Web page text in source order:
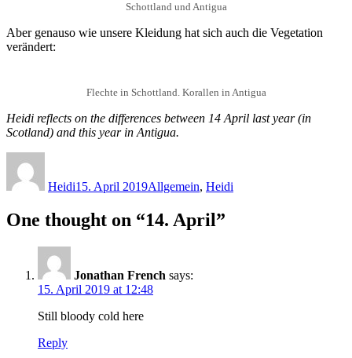
Schottland und Antigua
Aber genauso wie unsere Kleidung hat sich auch die Vegetation
verändert:
Flechte in Schottland. Korallen in Antigua
Heidi reflects on the differences between 14 April last year (in
Scotland) and this year in Antigua.
Heidi15. April 2019Allgemein, Heidi
One thought on “14. April”
Jonathan French says:
15. April 2019 at 12:48
Still bloody cold here
Reply